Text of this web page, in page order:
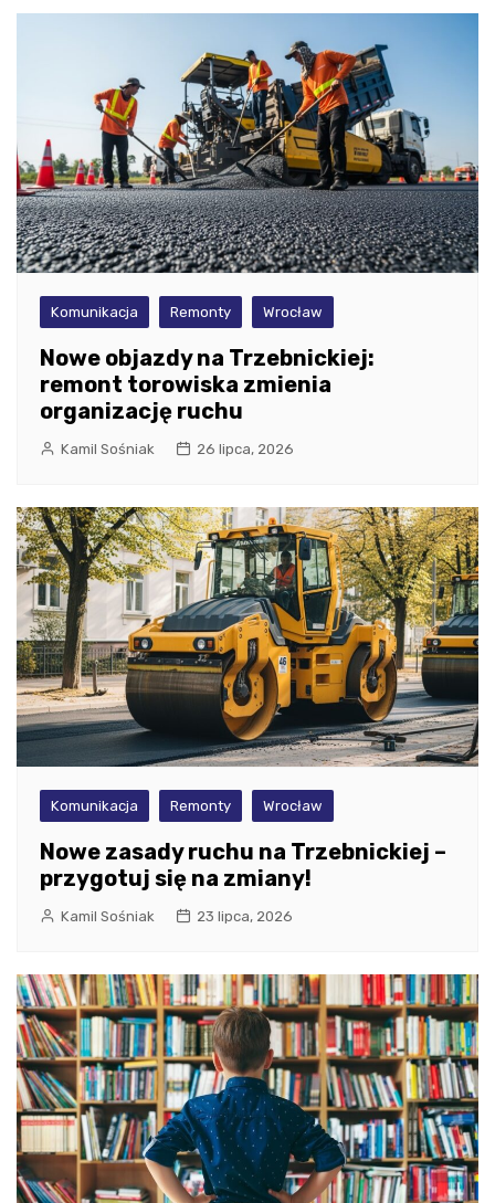
Komunikacja Remonty Wrocław
Nowe objazdy na Trzebnickiej:
remont torowiska zmienia
organizację ruchu
Kamil Sośniak 26 lipca, 2026
Komunikacja Remonty Wrocław
Nowe zasady ruchu na Trzebnickiej –
przygotuj się na zmiany!
Kamil Sośniak 23 lipca, 2026